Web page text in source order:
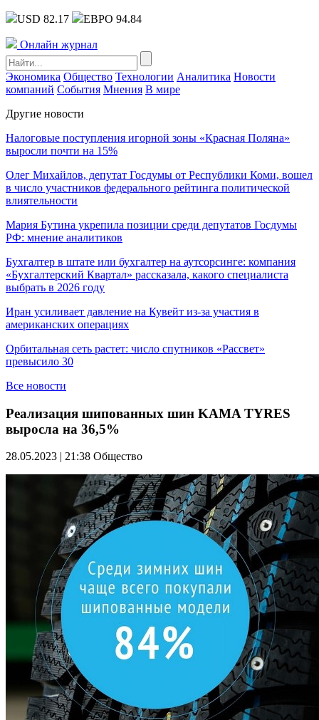
USD 82.17 ЕВРО 94.84
Онлайн журнал
Экономика Общество Технологии Аналитика Новости
компаний События Мнения В мире
Другие новости
Налоговые поступления игорной зоны «Красная Поляна»
выросли почти на 15%
Олег Михайлов, депутат Госдумы от Республики Коми, вошел
в число участников федерального рейтинга политической
влиятельности
Мария Бутина укрепила позиции среди депутатов Госдумы
РФ: мнение аналитиков
Бухгалтер в штате или бухгалтер на аутсорсинге: компания
«Бухгалтерский Квартал» рассказала, какого специалиста
выбрать в 2026 году
Иран усиливает давление на Кувейт из-за участия в
американских операциях
Орбитальная сеть растет: число спутников «Рассвет»
превысило 30
Все новости
Реализация шипованных шин KAMA TYRES
выросла на 36,5%
28.05.2023 | 21:38 Общество